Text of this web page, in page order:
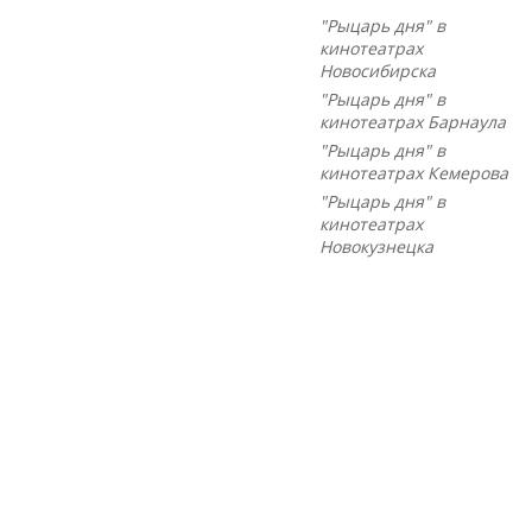
"Рыцарь дня" в
кинотеатрах
Новосибирска
"Рыцарь дня" в
кинотеатрах Барнаула
"Рыцарь дня" в
кинотеатрах Кемерова
"Рыцарь дня" в
кинотеатрах
Новокузнецка